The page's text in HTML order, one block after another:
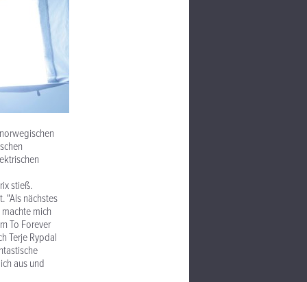
stieß.
"Als nächstes
mich
To Forever
Terje Rypdal
aus und